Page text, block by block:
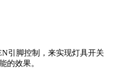
引脚控制，来实现灯具开关
的效果。